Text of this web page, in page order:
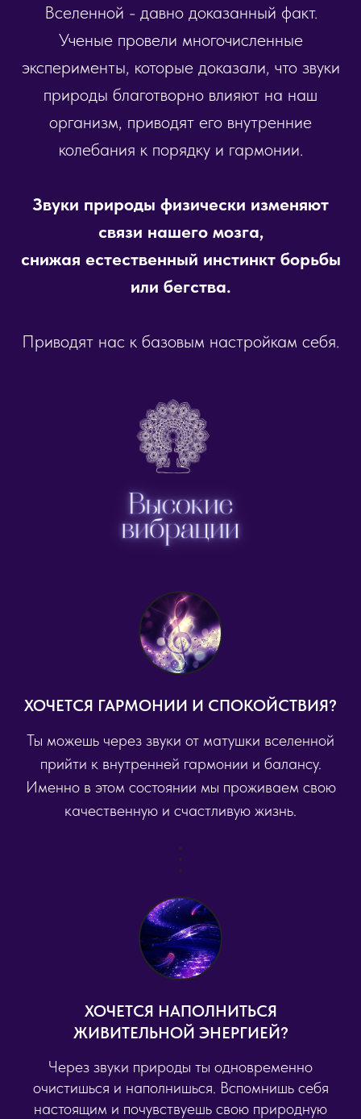
Вселенной - давно доказанный факт.
Ученые провели многочисленные
эксперименты, которые доказали, что звуки
природы благотворно влияют на наш
организм, приводят его внутренние
колебания к порядку и гармонии.
Звуки природы физически изменяют
связи нашего мозга,
снижая естественный инстинкт борьбы
или бегства.
Приводят нас к базовым настройкам себя.
ХОЧЕТСЯ ГАРМОНИИ И СПОКОЙСТВИЯ?
Ты можешь через звуки от матушки вселенной
прийти к внутренней гармонии и балансу.
Именно в этом состоянии мы проживаем свою
качественную и счастливую жизнь.
ХОЧЕТСЯ НАПОЛНИТЬСЯ
ЖИВИТЕЛЬНОЙ ЭНЕРГИЕЙ?
Через звуки природы ты одновременно
очистишься и наполнишься. Вспомнишь себя
настоящим и почувствуешь свою природную